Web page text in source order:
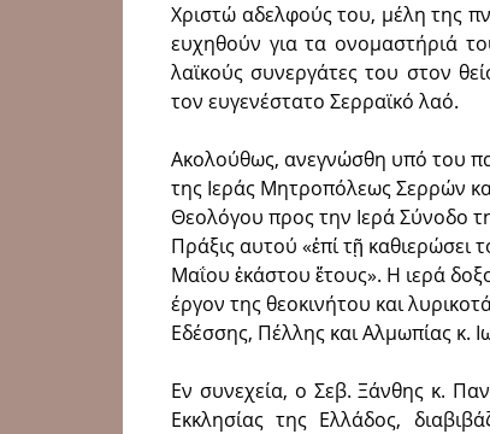
Χριστώ αδελφούς του, μέλη της
ευχηθούν για τα ονομαστήριά
λαϊκούς συνεργάτες του στον
τον ευγενέστατο Σερραϊκό λαό.
Ακολούθως, ανεγνώσθη υπό του
της Ιεράς Μητροπόλεως Σερρών
Θεολόγου προς την Ιερά Σύνοδο
Πράξις αυτού «ἐπί τῇ καθιερώσει
Μαΐου ἐκάστου ἔτους». Η ιερά
έργον της θεοκινήτου και
Εδέσσης, Πέλλης και Αλμωπίας κ.
Εν συνεχεία, ο Σεβ. Ξάνθης κ.
Εκκλησίας της Ελλάδος,